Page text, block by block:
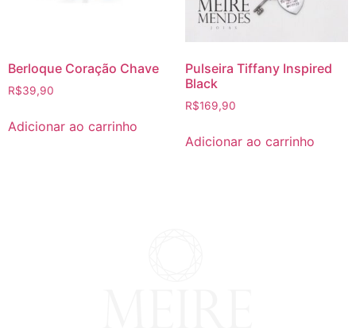
Berloque Coração Chave
R$39,90
Adicionar ao carrinho
Pulseira Tiffany Inspired
Black
R$169,90
Adicionar ao carrinho